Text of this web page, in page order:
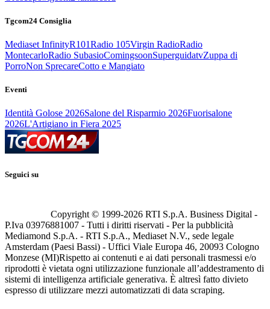
Tgcom24 Consiglia
Mediaset InfinityR101Radio 105Virgin RadioRadio
MontecarloRadio SubasioComingsoonSuperguidatvZuppa di
PorroNon SprecareCotto e Mangiato
Eventi
Identità Golose 2026Salone del Risparmio 2026Fuorisalone
2026L'Artigiano in Fiera 2025
Seguici su
Copyright © 1999-2026 RTI S.p.A. Business Digital -
P.Iva 03976881007 - Tutti i diritti riservati - Per la pubblicità
Mediamond S.p.A. - RTI S.p.A., Mediaset N.V., sede legale
Amsterdam (Paesi Bassi) - Uffici Viale Europa 46, 20093 Cologno
Monzese (MI)Rispetto ai contenuti e ai dati personali trasmessi e/o
riprodotti è vietata ogni utilizzazione funzionale all’addestramento di
sistemi di intelligenza artificiale generativa. È altresì fatto divieto
espresso di utilizzare mezzi automatizzati di data scraping.